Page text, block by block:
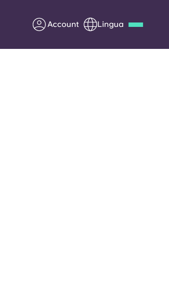
Account Lingua